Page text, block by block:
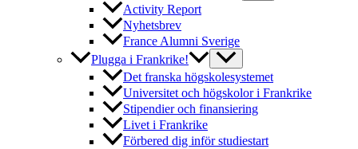
Activity Report
Nyhetsbrev
France Alumni Sverige
Plugga i Frankrike!
Det franska högskolesystemet
Universitet och högskolor i Frankrike
Stipendier och finansiering
Livet i Frankrike
Förbered dig inför studiestart